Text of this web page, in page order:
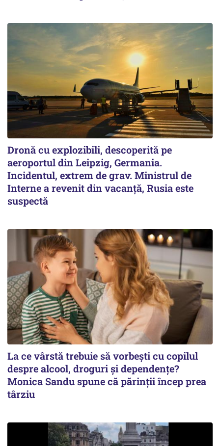
Dronă cu explozibili, descoperită pe
aeroportul din Leipzig, Germania.
Incidentul, extrem de grav. Ministrul de
Interne a revenit din vacanță, Rusia este
suspectă
La ce vârstă trebuie să vorbești cu copilul
despre alcool, droguri și dependențe?
Monica Sandu spune că părinții încep prea
târziu